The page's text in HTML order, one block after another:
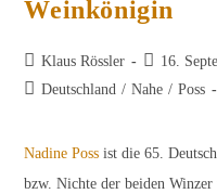
Weinkönigin
Beitrags-
Autor:
Klaus Rössler
Beitrag
16.
Beitrags-
Deutschland / Nahe / Poss
Nadine Poss ist die 65.
bzw. Nichte der beiden